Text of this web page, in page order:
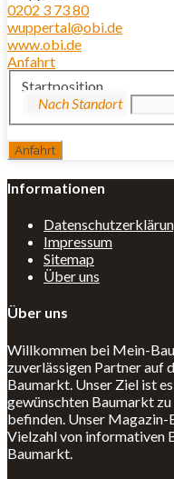
0202 3 73 80
wuppertal@obi.de
www.obi.de
Anfahrt
Startposition
Informationen
Impressum
Sitemap
Über uns
Über uns
Willkommen bei Mein-
zuverlässigen Partner auf
Baumarkt. Unser Ziel ist
gewünschten Baumarkt
befinden. Unser Magazin-
Vielzahl von informativen
Baumarkt.